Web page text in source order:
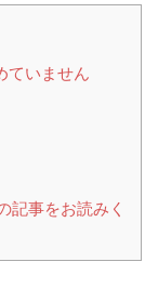
ていません
記事をお読みく